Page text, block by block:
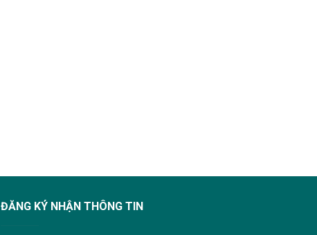
ĐĂNG KÝ NHẬN THÔNG TIN